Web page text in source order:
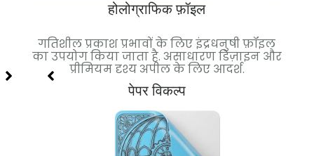
होलोग्राफिक फ़ॉइल
गतिशील प्रकाश प्रभावों के लिए इंद्रधनुषी फ़ॉइल
का उपयोग किया जाता है. असाधारण डिज़ाइन और
प्रीमियम दृश्य अपील के लिए आदर्श.
पेपर विकल्प